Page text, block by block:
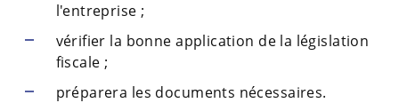
l'entreprise ;
vérifier la bonne application de la législation
fiscale ;
préparera les documents nécessaires.